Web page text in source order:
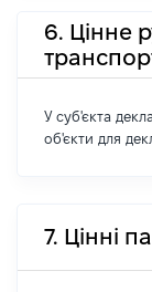
6. Цінне
У суб'єкта
об'єкти для
7. Цінні